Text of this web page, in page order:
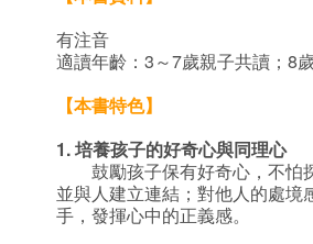
有注音
適讀年齡：3～7歲親子共讀；8
【本書特色】
1.培養孩子的好奇心與同理心
鼓勵孩子保有好奇心，不怕
並與人建立連結；對他人的處境
手，發揮心中的正義感。